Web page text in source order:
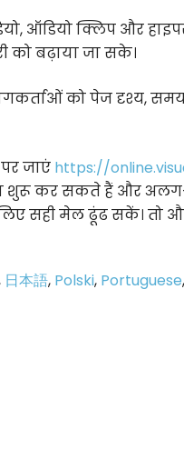
ऑडियो क्लिप और
को बढ़ाया जा सके।
को पेज दृश्य,
जाएं https://
शुरू कर सकते हैं और
सही मेल ढूंढ सकें। तो
日本語, Polski, Portuguese,